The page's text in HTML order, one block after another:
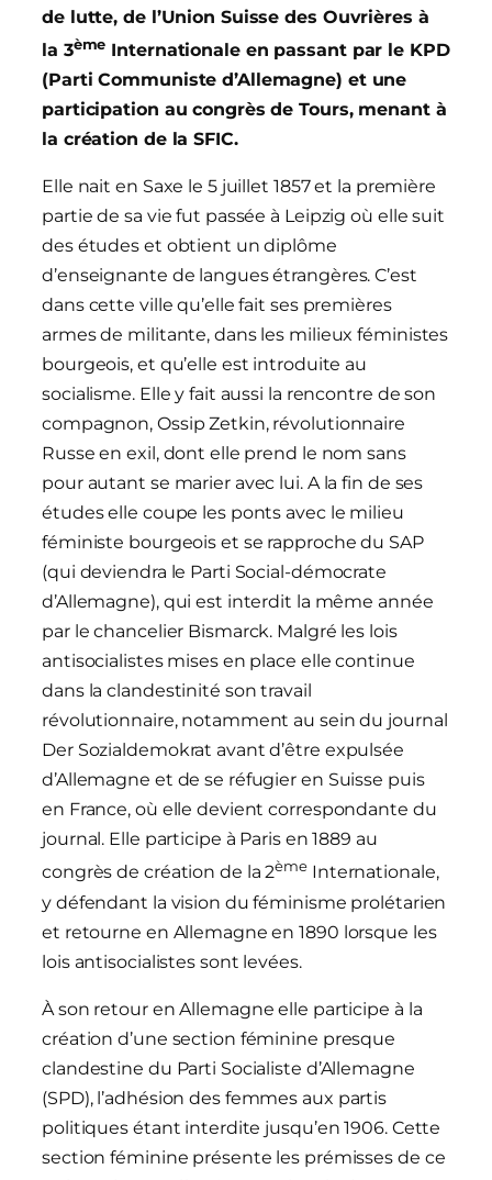
de lutte, de l’Union Suisse des Ouvrières à
la 3ème Internationale en passant par le KPD
(Parti Communiste d’Allemagne) et une
participation au congrès de Tours, menant à
la création de la SFIC.
Elle nait en Saxe le 5 juillet 1857 et la première
partie de sa vie fut passée à Leipzig où elle suit
des études et obtient un diplôme
d’enseignante de langues étrangères. C’est
dans cette ville qu’elle fait ses premières
armes de militante, dans les milieux féministes
bourgeois, et qu’elle est introduite au
socialisme. Elle y fait aussi la rencontre de son
compagnon, Ossip Zetkin, révolutionnaire
Russe en exil, dont elle prend le nom sans
pour autant se marier avec lui. A la fin de ses
études elle coupe les ponts avec le milieu
féministe bourgeois et se rapproche du SAP
(qui deviendra le Parti Social-démocrate
d’Allemagne), qui est interdit la même année
par le chancelier Bismarck. Malgré les lois
antisocialistes mises en place elle continue
dans la clandestinité son travail
révolutionnaire, notamment au sein du journal
Der Sozialdemokrat avant d’être expulsée
d’Allemagne et de se réfugier en Suisse puis
en France, où elle devient correspondante du
journal. Elle participe à Paris en 1889 au
congrès de création de la 2ème Internationale,
y défendant la vision du féminisme prolétarien
et retourne en Allemagne en 1890 lorsque les
lois antisocialistes sont levées.
À son retour en Allemagne elle participe à la
création d’une section féminine presque
clandestine du Parti Socialiste d’Allemagne
(SPD), l’adhésion des femmes aux partis
politiques étant interdite jusqu’en 1906. Cette
section féminine présente les prémisses de ce